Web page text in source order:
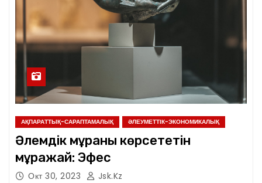
АҚПАРАТТЫҚ-САРАПТАМАЛЫҚ ӘЛЕУМЕТТІК-ЭКОНОМИКАЛЫҚ
Әлемдік мұраны көрсететін
мұражай: Эфес
Окт 30, 2023 Jsk.kz